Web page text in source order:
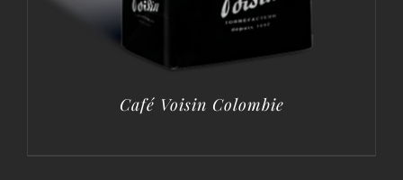
Café Voisin Colombie